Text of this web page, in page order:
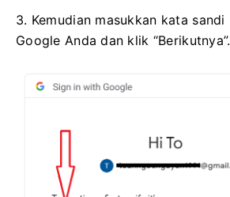
3. Kemudian masukkan kata sandi
Google Anda dan klik “Berikutnya”.